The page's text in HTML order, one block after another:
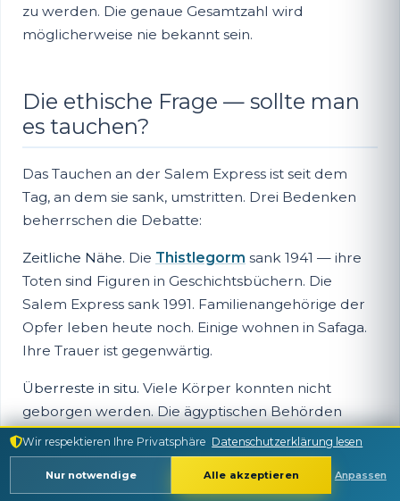
zu werden. Die genaue Gesamtzahl wird
möglicherweise nie bekannt sein.
Die ethische Frage — sollte man
es tauchen?
Das Tauchen an der Salem Express ist seit dem
Tag, an dem sie sank, umstritten. Drei Bedenken
beherrschen die Debatte:
Zeitliche Nähe. Die Thistlegorm sank 1941 — ihre
Toten sind Figuren in Geschichtsbüchern. Die
Salem Express sank 1991. Familienangehörige der
Opfer leben heute noch. Einige wohnen in Safaga.
Ihre Trauer ist gegenwärtig.
Überreste in situ. Viele Körper konnten nicht
geborgen werden. Die ägyptischen Behörden
haben die Zugänge zu den unteren Decks, in
denen die meisten Opfer ums Leben kamen, in
Übereinstimmung mit islamischen
Wir respektieren Ihre Privatsphäre Datenschutzerklärung lesen
Anpassen
Nur notwendige Alle akzeptieren